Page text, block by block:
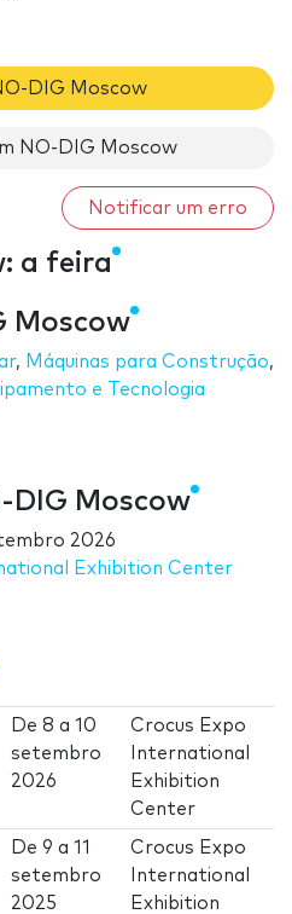
DIG Moscow
NO-DIG Moscow
Notificar um erro
a feira
Moscow
, Máquinas para Construção,
e Tecnologia
DIG Moscow
2026
Exhibition Center
De8 a10
setembro
2026
Crocus Expo
International
Exhibition
Center
De9 a11
setembro
2025
Crocus Expo
International
Exhibition